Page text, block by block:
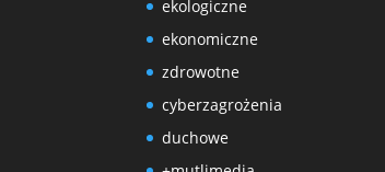
ekologiczne
ekonomiczne
zdrowotne
cyberzagrożenia
duchowe